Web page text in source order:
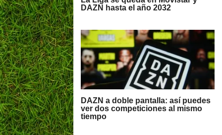
DAZN hasta el año 2032
DAZN a doble pantalla: así puedes
ver dos competiciones al mismo
tiempo